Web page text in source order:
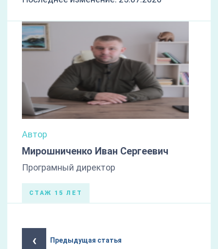
Автор
Мирошниченко Иван Сергеевич
Програмный директор
СТАЖ 15 ЛЕТ
‹ Предыдущая статья